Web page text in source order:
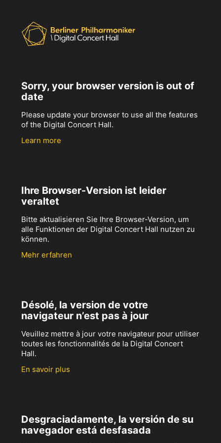
Sorry, your browser version is out of
date
Please update your browser to use all the features
of the Digital Concert Hall.
Learn more
Ihre Browser-Version ist leider
veraltet
Bitte aktualisieren Sie Ihre Browser-Version, um
alle Funktionen der Digital Concert Hall nutzen zu
können.
Mehr erfahren
Désolé, la version de votre
navigateur n’est pas à jour
Veuillez mettre à jour votre navigateur pour utiliser
toutes les fonctionnalités de la Digital Concert
Hall.
En savoir plus
Desgraciadamente, la versión de su
navegador está desfasada